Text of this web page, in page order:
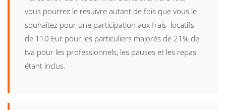
vous pourrez le resuivre autant de fois que vous le
souhaitez pour une participation aux frais locatifs
de 110 Eur pour les particuliers majorés de 21% de
tva pour les professionnels, les pauses et les repas
étant inclus.